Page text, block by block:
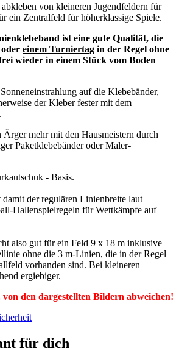
von kleineren Jugendfeldern für
ein Zentralfeld für höherklassige Spiele.
ist eine gute Qualität, die
oder einem Turniertag in der Regel ohne
wieder in einem Stück vom Boden
auf die Klebebänder,
der Kleber fester mit dem
mehr mit den Hausmeistern durch
Paketklebebänder oder Maler-
- Basis.
der regulären Linienbreite laut
Hallenspielregeln für Wettkämpfe auf
also gut für ein Feld 9 x 18 m inklusive
ohne die 3 m-Linien, die in der Regel
vorhanden sind. Bei kleineren
ergiebiger.
den dargestellten Bildern abweichen!
für dich